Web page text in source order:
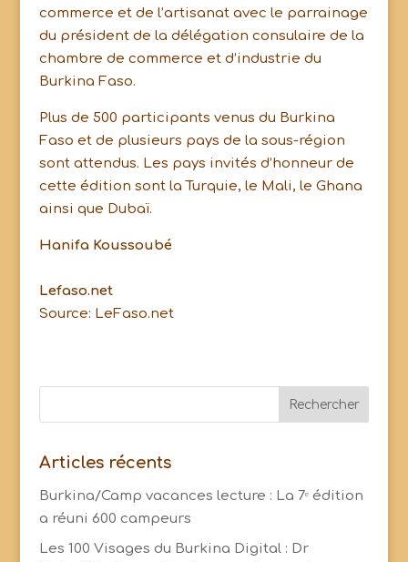
commerce et de l’artisanat avec le parrainage
du président de la délégation consulaire de la
chambre de commerce et d’industrie du
Burkina Faso.
Plus de 500 participants venus du Burkina
Faso et de plusieurs pays de la sous-région
sont attendus. Les pays invités d’honneur de
cette édition sont la Turquie, le Mali, le Ghana
ainsi que Dubaï.
Hanifa Koussoubé
Lefaso.net
Source: LeFaso.net
Articles récents
Burkina/Camp vacances lecture : La 7ᵉ édition
a réuni 600 campeurs
Les 100 Visages du Burkina Digital : Dr